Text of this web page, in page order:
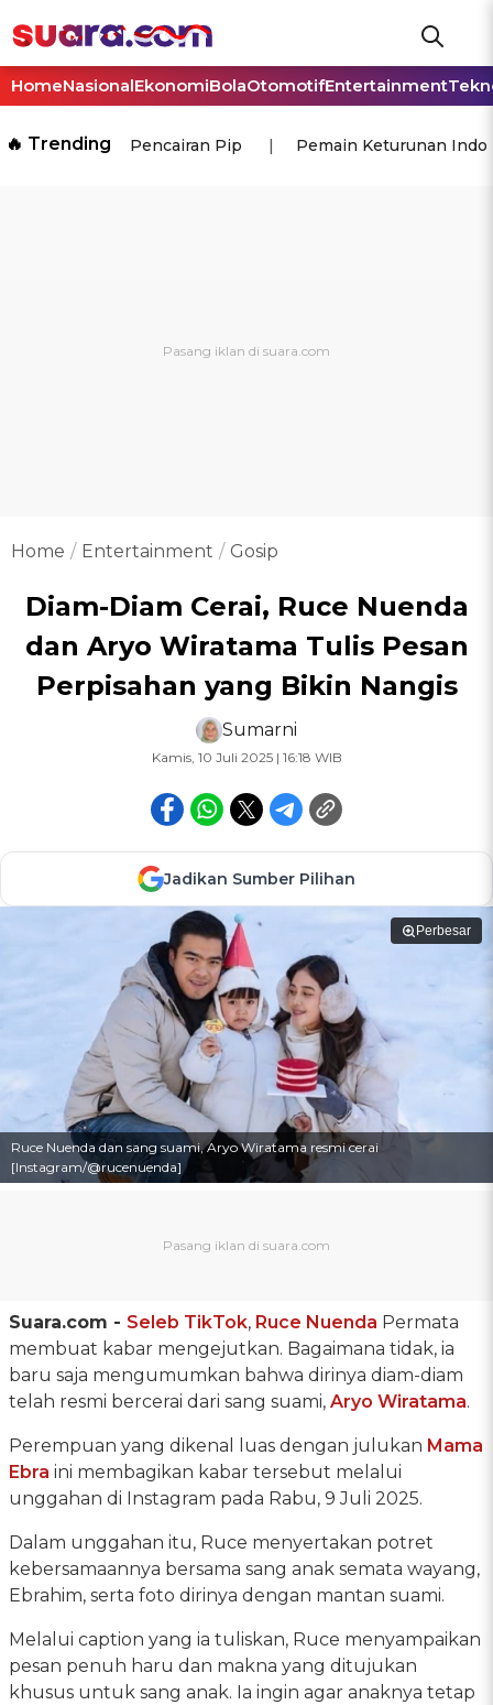
HomeNasionalEkonomiBolaOtomotifEntertainment
🔥 Trending Pencairan Pip Pemain Keturunan
Home Entertainment Gosip
Diam-Diam Cerai, Ruce Nuenda
dan Aryo Wiratama Tulis Pesan
Perpisahan yang Bikin Nangis
Sumarni
Kamis, 10 Juli 2025 | 16:18 WIB
Jadikan Sumber Pilihan
Perbesar
Ruce Nuenda dan sang suami, Aryo Wiratama resmi cerai
[Instagram/@rucenuenda]
Suara.com - Seleb TikTok, Ruce Nuenda Permata
membuat kabar mengejutkan. Bagaimana tidak, ia
baru saja mengumumkan bahwa dirinya diam-diam
telah resmi bercerai dari sang suami, Aryo Wiratama.
Perempuan yang dikenal luas dengan julukan Mama
Ebra ini membagikan kabar tersebut melalui
unggahan di Instagram pada Rabu, 9 Juli 2025.
Dalam unggahan itu, Ruce menyertakan potret
kebersamaannya bersama sang anak semata wayang,
Ebrahim, serta foto dirinya dengan mantan suami.
Melalui caption yang ia tuliskan, Ruce menyampaikan
pesan penuh haru dan makna yang ditujukan
khusus untuk sang anak. Ia ingin agar anaknya tetap